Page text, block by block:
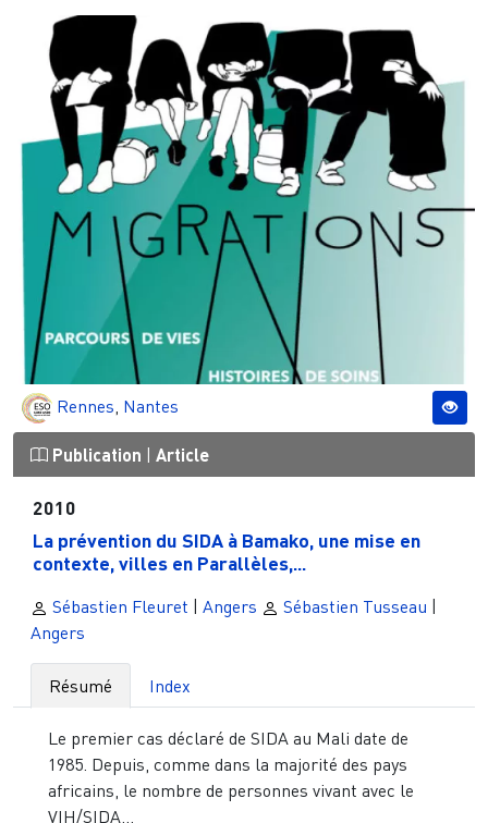
Rennes, Nantes
Publication Article
2010
La prévention du SIDA à Bamako, une mise en
contexte, villes en Parallèles,...
Sébastien Fleuret | Angers Sébastien Tusseau |
Angers
Résumé Index
Le premier cas déclaré de SIDA au Mali date de
1985. Depuis, comme dans la majorité des pays
africains, le nombre de personnes vivant avec le
VIH/SIDA...